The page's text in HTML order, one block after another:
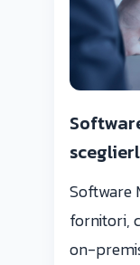
Software
fornitori,
on-